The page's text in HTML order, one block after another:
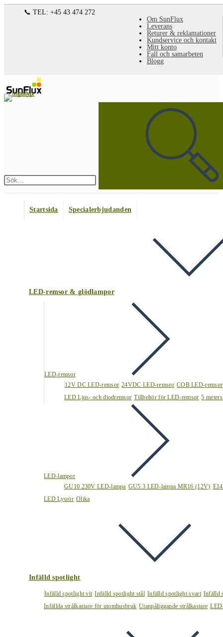
Om SunFlux
Leverans
Returer & reklamationer
Kundservice och kontakt
Mitt konto
Fall och samarbeten
Blogg
📞 TEL: +45 43 474 272
Startsida
Specialerbjudanden
LED-remsor & glödlampor
LED-remsor
12V DC LED-remsor 24VDC LED-remsor COB LED-remsor
LED Ljus- och diodremsor Tillbehör för LED-remsor 5
LED-lampor
GU10 230V LED-lampa GU5.3 LED-lampa MR16 (12V)
LED Lysrör Olika
Infälld spotlight
Infälld spotlight vit Infälld spotlight stål Infälld spotlight svart Infälld
Infällda strålkastare för utomhusbruk Utanpåliggande strålkastare